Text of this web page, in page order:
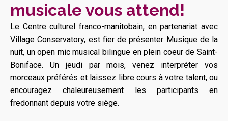
musicale vous attend!
Le Centre culturel franco-manitobain, en partenariat avec
Village Conservatory, est fier de présenter Musique de la
nuit, un open mic musical bilingue en plein coeur de Saint-
Boniface. Un jeudi par mois, venez interpréter vos
morceaux préférés et laissez libre cours à votre talent, ou
encouragez chaleureusement les participants en
fredonnant depuis votre siège.